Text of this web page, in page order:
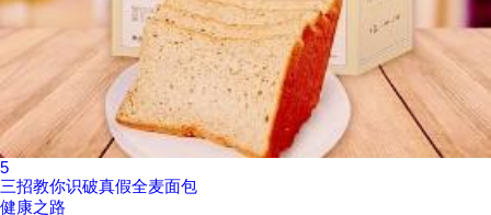
5
三招教你识破真假全麦面包
健康之路